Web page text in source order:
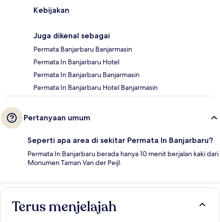
Kebijakan
Juga dikenal sebagai
Permata Banjarbaru Banjarmasin
Permata In Banjarbaru Hotel
Permata In Banjarbaru Banjarmasin
Permata In Banjarbaru Hotel Banjarmasin
Pertanyaan umum
Seperti apa area di sekitar Permata In Banjarbaru?
Permata In Banjarbaru berada hanya 10 menit berjalan kaki dari
Monumen Taman Van der Peijl.
Terus menjelajah